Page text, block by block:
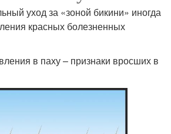
уход за «зоной бикини» иногда
красных болезненных
в паху – признаки вросших в